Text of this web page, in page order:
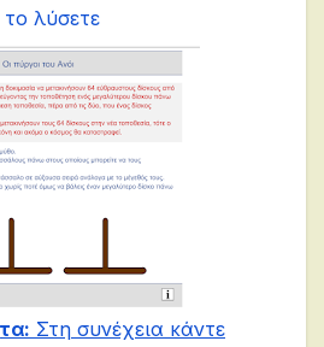
λύσετε
Στη συνέχεια κάντε